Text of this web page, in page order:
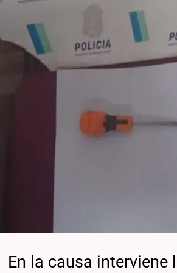
En la causa interviene